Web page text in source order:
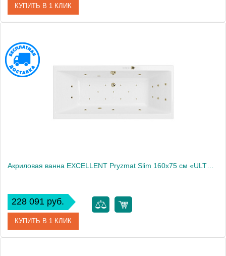
КУПИТЬ В 1 КЛИК
Артикул
Производитель
228 091 руб.
КУПИТЬ В 1 КЛИК